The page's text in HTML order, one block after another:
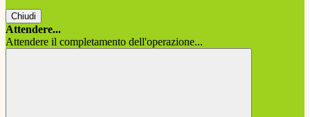
Chiudi
Attendere...
Attendere il completamento dell'operazione...